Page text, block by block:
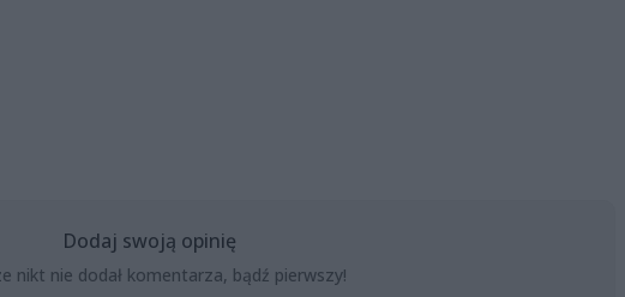
Dodaj swoją opinię
nikt nie dodał komentarza, bądź pierwszy!